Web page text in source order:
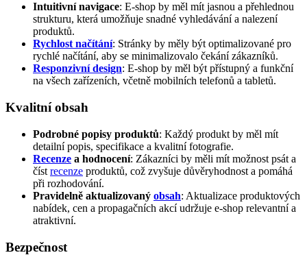
Intuitivní navigace: E-shop by měl mít jasnou a přehlednou
strukturu, která umožňuje snadné vyhledávání a nalezení
produktů.
Rychlost načítání: Stránky by měly být optimalizované pro
rychlé načítání, aby se minimalizovalo čekání zákazníků.
Responzivní design: E-shop by měl být přístupný a funkční
na všech zařízeních, včetně mobilních telefonů a tabletů.
Kvalitní obsah
Podrobné popisy produktů: Každý produkt by měl mít
detailní popis, specifikace a kvalitní fotografie.
Recenze a hodnocení: Zákazníci by měli mít možnost psát a
číst recenze produktů, což zvyšuje důvěryhodnost a pomáhá
při rozhodování.
Pravidelně aktualizovaný obsah: Aktualizace produktových
nabídek, cen a propagačních akcí udržuje e-shop relevantní a
atraktivní.
Bezpečnost